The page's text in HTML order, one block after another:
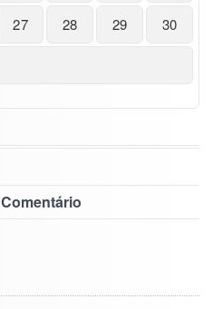
27 28 29 30
Comentário